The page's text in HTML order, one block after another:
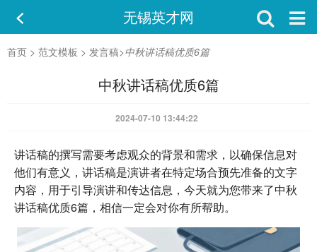
无锡英才网
首页 > 范文模板 > 发言稿>中秋讲话稿优质6篇
中秋讲话稿优质6篇
2024-07-10 13:44:22
讲话稿的撰写需要考虑观众的背景和需求，以确保信息对
他们有意义，讲话稿是演讲者在特定场合预先准备的文字
内容，用于引导演讲和传达信息，今天就为您带来了中秋
讲话稿优质6篇，相信一定会对你有所帮助。